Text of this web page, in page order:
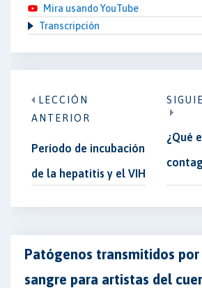
Mira usando YouTube
Transcripción
LECCIÓN
ANTERIOR
Período de incubación
de la hepatitis y el VIH
¿Qué
Patógenos transmitidos
sangre para artistas del